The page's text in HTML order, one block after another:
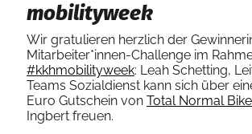
mobilityweek
Wir gratulieren herzlich der
Mitarbeiter*innen-Challenge im
#kkhmobilityweek: Leah Schetting,
Teams Sozialdienst kann sich über
Euro Gutschein von Total Normal
Ingbert freuen.